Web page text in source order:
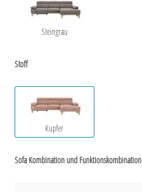
Steingrau
Stoff
Kupfer
Sofa Kombination und Funktionskombination